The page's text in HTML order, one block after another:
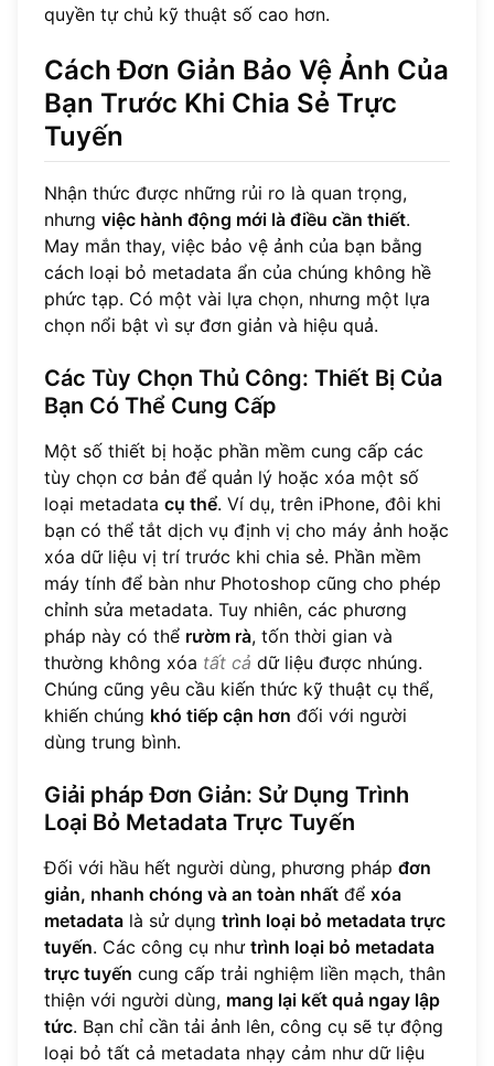
quyền tự chủ kỹ thuật số cao hơn.
Cách Đơn Giản Bảo Vệ Ảnh Của
Bạn Trước Khi Chia Sẻ Trực
Tuyến
Nhận thức được những rủi ro là quan trọng,
nhưng việc hành động mới là điều cần thiết.
May mắn thay, việc bảo vệ ảnh của bạn bằng
cách loại bỏ metadata ẩn của chúng không hề
phức tạp. Có một vài lựa chọn, nhưng một lựa
chọn nổi bật vì sự đơn giản và hiệu quả.
Các Tùy Chọn Thủ Công: Thiết Bị Của
Bạn Có Thể Cung Cấp
Một số thiết bị hoặc phần mềm cung cấp các
tùy chọn cơ bản để quản lý hoặc xóa một số
loại metadata cụ thể. Ví dụ, trên iPhone, đôi khi
bạn có thể tắt dịch vụ định vị cho máy ảnh hoặc
xóa dữ liệu vị trí trước khi chia sẻ. Phần mềm
máy tính để bàn như Photoshop cũng cho phép
chỉnh sửa metadata. Tuy nhiên, các phương
pháp này có thể rườm rà, tốn thời gian và
thường không xóa tất cả dữ liệu được nhúng.
Chúng cũng yêu cầu kiến thức kỹ thuật cụ thể,
khiến chúng khó tiếp cận hơn đối với người
dùng trung bình.
Giải pháp Đơn Giản: Sử Dụng Trình
Loại Bỏ Metadata Trực Tuyến
Đối với hầu hết người dùng, phương pháp đơn
giản, nhanh chóng và an toàn nhất để xóa
metadata là sử dụng trình loại bỏ metadata trực
tuyến. Các công cụ như trình loại bỏ metadata
trực tuyến cung cấp trải nghiệm liền mạch, thân
thiện với người dùng, mang lại kết quả ngay lập
tức. Bạn chỉ cần tải ảnh lên, công cụ sẽ tự động
loại bỏ tất cả metadata nhạy cảm như dữ liệu